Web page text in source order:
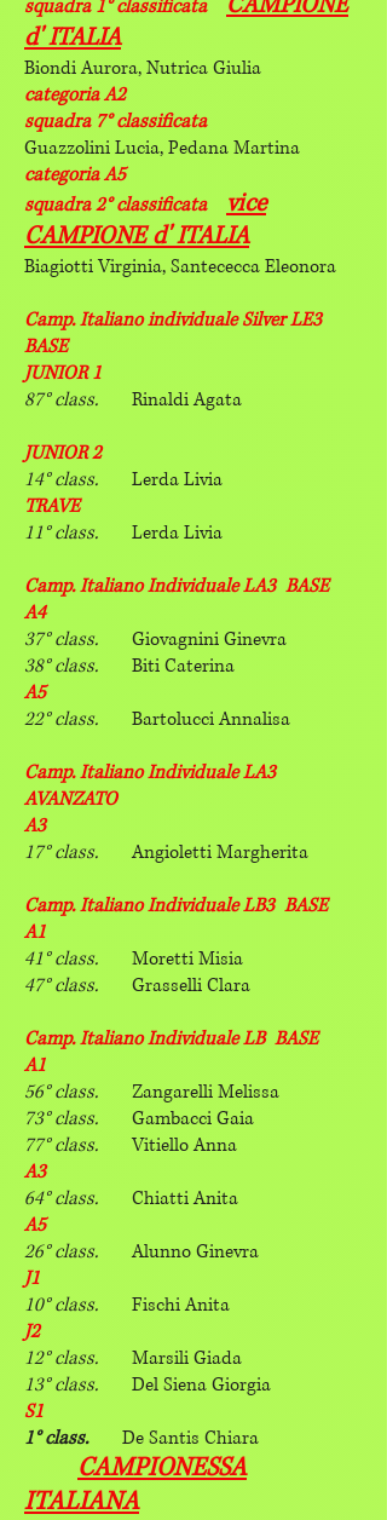
squadra 1° classificata
d' ITALIA
Biondi Aurora, Nutrica Giulia
categoria A2
squadra 7° classificata
Guazzolini Lucia, Pedana Martina
categoria A5
squadra 2° classificata vice
CAMPIONE d' ITALIA
Biagiotti Virginia, Santececca Eleonora
Camp. Italiano individuale Silver LE3
BASE
JUNIOR 1
87° class.
Rinaldi Agata
JUNIOR 2
14° class.
Lerda Livia
TRAVE
11° class.
Lerda Livia
Camp. Italiano Individuale LA3 BASE
A4
37° class.
Giovagnini Ginevra
38° class. Biti Caterina
A5
22° class.
Bartolucci Annalisa
Camp. Italiano Individuale LA3
AVANZATO
A3
17° class.
Angioletti Margherita
Camp. Italiano Individuale LB3 BASE
A1
41° class.
Moretti Misia
47° class. Grasselli Clara
Camp. Italiano Individuale LB BASE
A1
56° class.
Zangarelli Melissa
73° class. Gambacci Gaia
77° class. Vitiello Anna
A3
64° class.
Chiatti Anita
A5
26° class.
Alunno Ginevra
J1
10° class.
Fischi Anita
J2
12° class.
Marsili Giada
13° class.
Del Siena Giorgia
S1
1° class.
De Santis Chiara
CAMPIONESSA
ITALIANA